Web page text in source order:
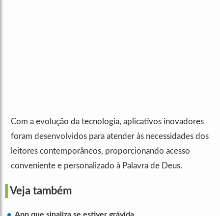
Com a evolução da tecnologia, aplicativos inovadores
foram desenvolvidos para atender às necessidades dos
leitores contemporâneos, proporcionando acesso
conveniente e personalizado à Palavra de Deus.
Veja também